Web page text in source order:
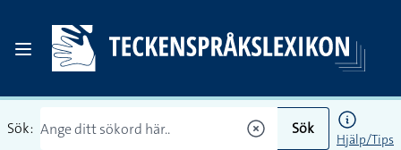
Sök: Sök
Hjälp/Tips